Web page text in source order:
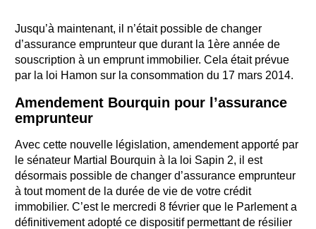
Jusqu’à maintenant, il n’était possible de changer
d’assurance emprunteur que durant la 1ère année de
souscription à un emprunt immobilier. Cela était prévue
par la loi Hamon sur la consommation du 17 mars 2014.
Amendement Bourquin pour l’assurance
emprunteur
Avec cette nouvelle législation, amendement apporté par
le sénateur Martial Bourquin à la loi Sapin 2, il est
désormais possible de changer d’assurance emprunteur
à tout moment de la durée de vie de votre crédit
immobilier. C’est le mercredi 8 février que le Parlement a
définitivement adopté ce dispositif permettant de résilier